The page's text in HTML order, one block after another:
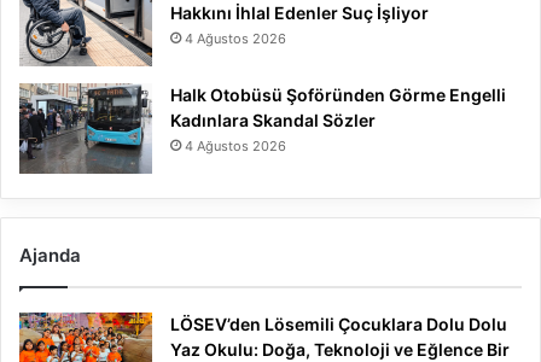
Hakkını İhlal Edenler Suç İşliyor
4 Ağustos 2026
Halk Otobüsü Şoföründen Görme Engelli
Kadınlara Skandal Sözler
4 Ağustos 2026
Ajanda
LÖSEV’den Lösemili Çocuklara Dolu Dolu
Yaz Okulu: Doğa, Teknoloji ve Eğlence Bir